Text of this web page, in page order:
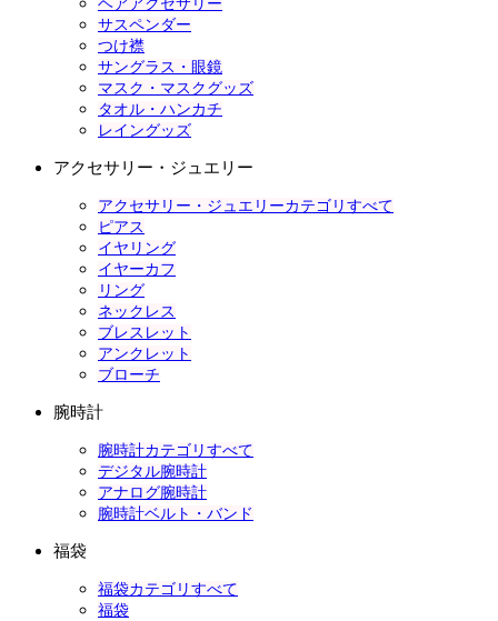
ヘアアクセサリー
サスペンダー
つけ襟
サングラス・眼鏡
マスク・マスクグッズ
タオル・ハンカチ
レイングッズ
アクセサリー・ジュエリー
アクセサリー・ジュエリーカテゴリすべて
ピアス
イヤリング
イヤーカフ
リング
ネックレス
ブレスレット
アンクレット
ブローチ
腕時計
腕時計カテゴリすべて
デジタル腕時計
アナログ腕時計
腕時計ベルト・バンド
福袋
福袋カテゴリすべて
福袋